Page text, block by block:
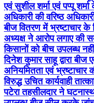
एवं सुशील शर्मा एवं पप्पू
अधिकारी की वरिष्ठ
बीज वितरण में भ्रष्टाचार
अध्यक्ष ने आरोप लगाए की
किसानों को बीच उपलब्ध
दिनेश कुमार साहू द्वारा
अनियमितता एवं भ्रष्टाचार
विरुद्ध उचित कार्यवाही
पटेरा तहसीलदार ने